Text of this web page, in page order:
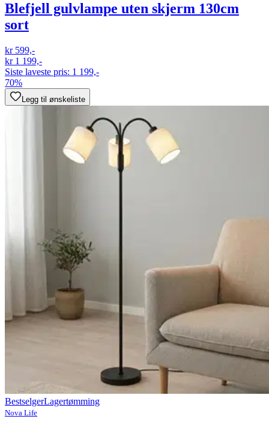
Blefjell gulvlampe uten skjerm 130cm
sort
kr 599,-
kr 1 199,-
Siste laveste pris: 1 199,-
70%
Legg til ønskeliste
BestselgerLagertømming
Nova Life